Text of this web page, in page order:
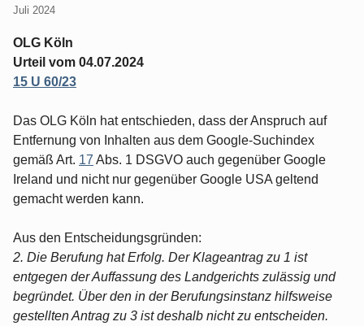
Juli 2024
OLG Köln
Urteil vom 04.07.2024
15 U 60/23
Das OLG Köln hat entschieden, dass der Anspruch auf
Entfernung von Inhalten aus dem Google-Suchindex
gemäß Art. 17 Abs. 1 DSGVO auch gegenüber Google
Ireland und nicht nur gegenüber Google USA geltend
gemacht werden kann.
Aus den Entscheidungsgründen:
2. Die Berufung hat Erfolg. Der Klageantrag zu 1 ist
entgegen der Auffassung des Landgerichts zulässig und
begründet. Über den in der Berufungsinstanz hilfsweise
gestellten Antrag zu 3 ist deshalb nicht zu entscheiden.